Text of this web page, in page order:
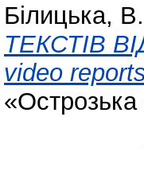
Білицька,
ТЕКСТІВ
video